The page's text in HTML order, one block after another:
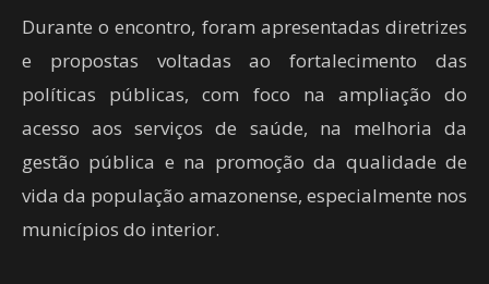
Durante o encontro, foram apresentadas diretrizes
e propostas voltadas ao fortalecimento das
políticas públicas, com foco na ampliação do
acesso aos serviços de saúde, na melhoria da
gestão pública e na promoção da qualidade de
vida da população amazonense, especialmente nos
municípios do interior.